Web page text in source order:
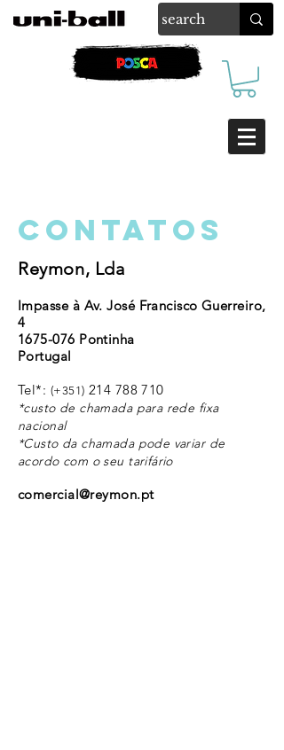
contatos
Reymon, Lda
Impasse à Av. José Francisco Guerreiro,
4
1675-076 Pontinha
Portugal
Tel*: (+351) 214 788 710
*custo de chamada para rede fixa
nacional
*Custo da chamada pode variar de
acordo com o seu tarifário
comercial@reymon.pt